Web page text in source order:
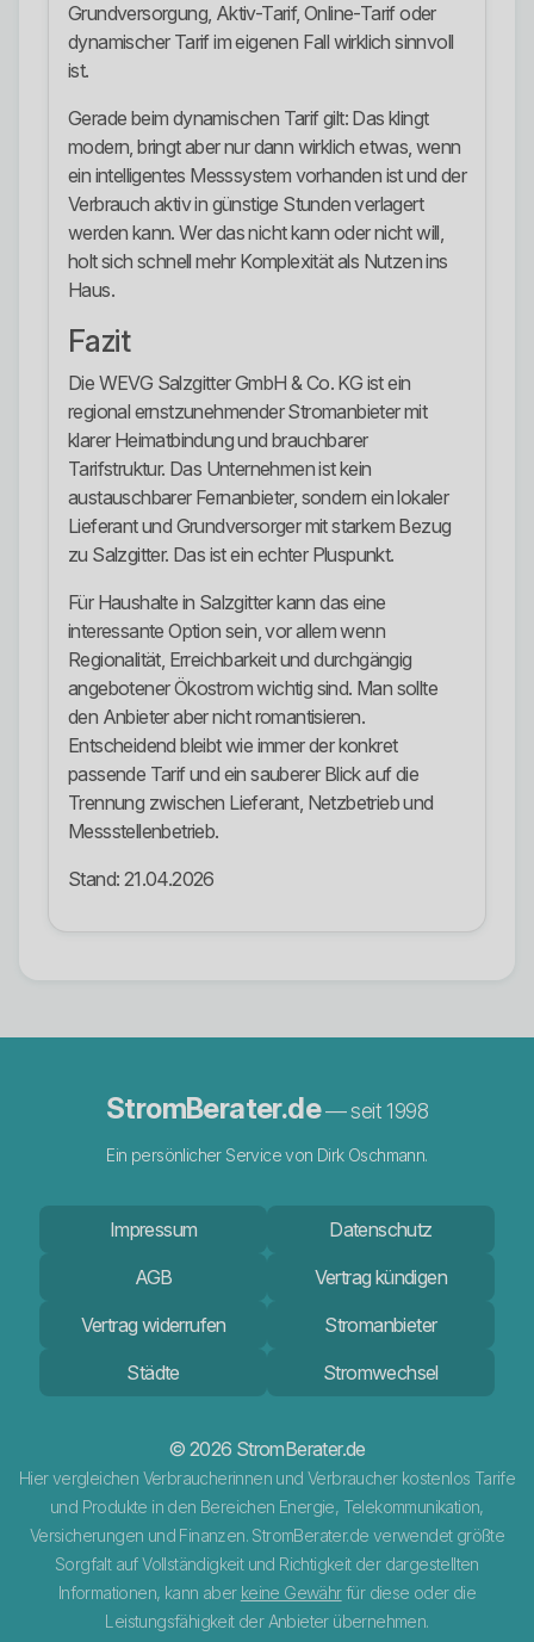
Grundversorgung, Aktiv-Tarif, Online-Tarif oder
dynamischer Tarif im eigenen Fall wirklich sinnvoll
ist.
Gerade beim dynamischen Tarif gilt: Das klingt
modern, bringt aber nur dann wirklich etwas, wenn
ein intelligentes Messsystem vorhanden ist und der
Verbrauch aktiv in günstige Stunden verlagert
werden kann. Wer das nicht kann oder nicht will,
holt sich schnell mehr Komplexität als Nutzen ins
Haus.
Fazit
Die WEVG Salzgitter GmbH & Co. KG ist ein
regional ernstzunehmender Stromanbieter mit
klarer Heimatbindung und brauchbarer
Tarifstruktur. Das Unternehmen ist kein
austauschbarer Fernanbieter, sondern ein lokaler
Lieferant und Grundversorger mit starkem Bezug
zu Salzgitter. Das ist ein echter Pluspunkt.
Für Haushalte in Salzgitter kann das eine
interessante Option sein, vor allem wenn
Regionalität, Erreichbarkeit und durchgängig
angebotener Ökostrom wichtig sind. Man sollte
den Anbieter aber nicht romantisieren.
Entscheidend bleibt wie immer der konkret
passende Tarif und ein sauberer Blick auf die
Trennung zwischen Lieferant, Netzbetrieb und
Messstellenbetrieb.
Stand: 21.04.2026
StromBerater.de— seit 1998
Ein persönlicher Service von Dirk Oschmann.
Impressum
Datenschutz
AGB
Vertrag kündigen
Vertrag widerrufen
Stromanbieter
Städte
Stromwechsel
© 2026 StromBerater.de
Hier vergleichen Verbraucherinnen und Verbraucher kostenlos Tarife
und Produkte in den Bereichen Energie, Telekommunikation,
Versicherungen und Finanzen. StromBerater.de verwendet größte
Sorgfalt auf Vollständigkeit und Richtigkeit der dargestellten
Informationen, kann aber keine Gewährfür diese oder die
Leistungsfähigkeit der Anbieter übernehmen.